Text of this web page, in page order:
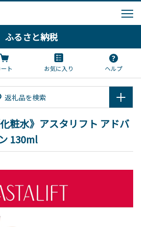
ふるさと納税
ト お気に入り ヘルプ
返礼品を検索
粧水》アスタリフト アドバ
130ml